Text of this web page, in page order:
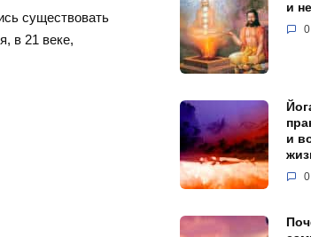
существовать
в 21 веке,
и
0
и
0